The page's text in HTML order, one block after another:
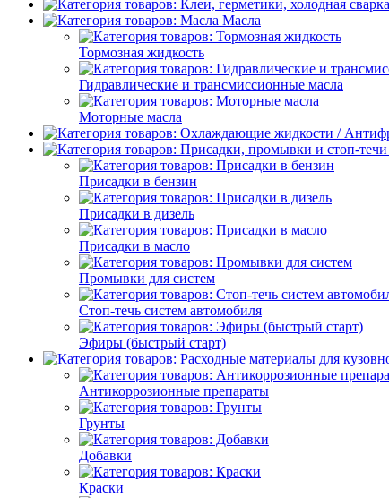
Масла
Тормозная жидкость
Гидравлические и трансмиссионные масла
Моторные масла
Присадки в бензин
Присадки в дизель
Присадки в масло
Промывки для систем
Стоп-течь систем автомобиля
Эфиры (быстрый старт)
Антикоррозионные препараты
Грунты
Добавки
Краски